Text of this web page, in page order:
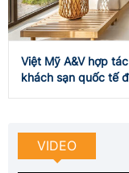
Việt Mỹ A&V hợp
khách sạn quốc tế
VIDEO